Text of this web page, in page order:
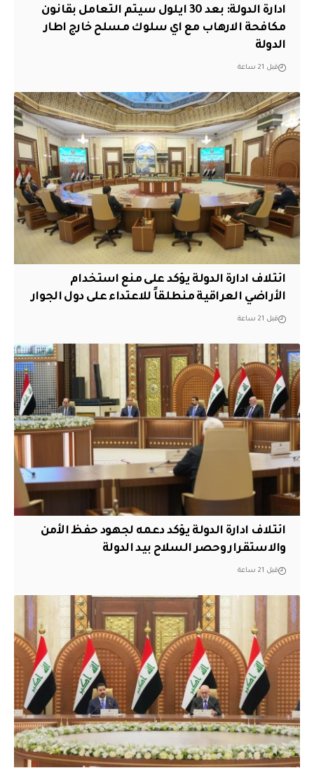
ادارة الدولة: بعد 30 ايلول سيتم التعامل بقانون
مكافحة الارهاب مع اي سلوك مسلح خارج اطار
الدولة
قبل 21 ساعة
ائتلاف ادارة الدولة يؤكد على منع استخدام
الأراضي العراقية منطلقاً للاعتداء على دول الجوار
قبل 21 ساعة
ائتلاف ادارة الدولة يؤكد دعمه لجهود حفظ الأمن
والاستقرار وحصر السلاح بيد الدولة
قبل 21 ساعة